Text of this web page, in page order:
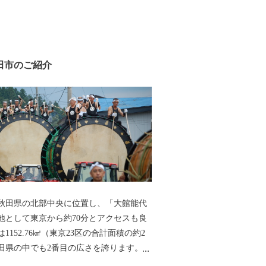
市のご紹介
田県の北部中央に位置し、「大館能代
として東京から約70分とアクセスも良
1152.76㎢（東京23区の合計面積の約2
県の中でも2番目の広さを誇ります。そ